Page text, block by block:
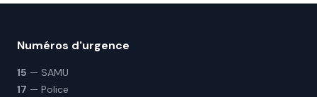
Numéros d'urgence
15 — SAMU
17 — Police